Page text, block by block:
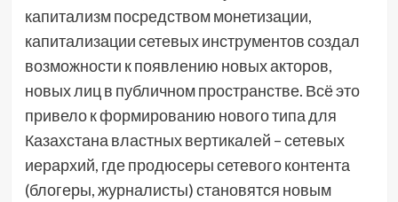
капитализм посредством монетизации,
капитализации сетевых инструментов создал
возможности к появлению новых акторов,
новых лиц в публичном пространстве. Всё это
привело к формированию нового типа для
Казахстана властных вертикалей – сетевых
иерархий, где продюсеры сетевого контента
(блогеры, журналисты) становятся новым